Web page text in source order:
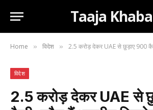
Taaja
Home » विदेश » 2.5 करोड़ देकर UAE से छुड़ाए 900 कैदी,
विदेश
2.5 करोड़ देकर UAE से